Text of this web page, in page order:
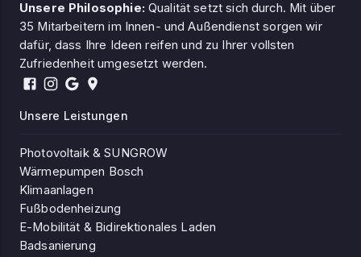
Unsere Philosophie: Qualität setzt sich durch. Mit über
35 Mitarbeitern im Innen- und Außendienst sorgen wir
dafür, dass Ihre Ideen reifen und zu Ihrer vollsten
Zufriedenheit umgesetzt werden.
Unsere Leistungen
Photovoltaik & SUNGROW
Wärmepumpen Bosch
Klimaanlagen
Fußbodenheizung
E-Mobilität & Bidirektionales Laden
Badsanierung